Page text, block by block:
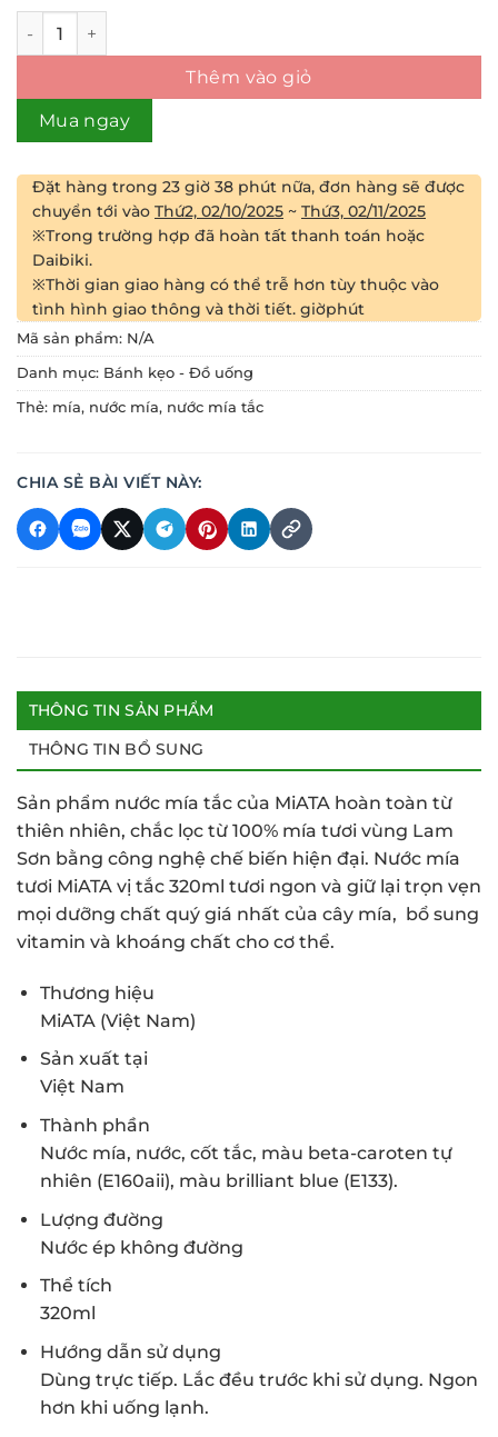
Nước Mía Tắc số lượng
Thêm vào giỏ
Mua ngay
Đặt hàng trong 23 giờ 38 phút nữa, đơn hàng sẽ được
chuyển tới vào Thứ2, 02/10/2025 ~ Thứ3, 02/11/2025
※Trong trường hợp đã hoàn tất thanh toán hoặc
Daibiki.
※Thời gian giao hàng có thể trễ hơn tùy thuộc vào
tình hình giao thông và thời tiết. giờphút
Mã sản phẩm: N/A
Danh mục: Bánh kẹo - Đồ uống
Thẻ: mía, nước mía, nước mía tắc
CHIA SẺ BÀI VIẾT NÀY:
THÔNG TIN SẢN PHẨM
THÔNG TIN BỔ SUNG
Sản phẩm nước mía tắc của MiATA hoàn toàn từ
thiên nhiên, chắc lọc từ 100% mía tươi vùng Lam
Sơn bằng công nghệ chế biến hiện đại. Nước mía
tươi MiATA vị tắc 320ml tươi ngon và giữ lại trọn vẹn
mọi dưỡng chất quý giá nhất của cây mía, bổ sung
vitamin và khoáng chất cho cơ thể.
Thương hiệu
MiATA (Việt Nam)
Sản xuất tại
Việt Nam
Thành phần
Nước mía, nước, cốt tắc, màu beta-caroten tự
nhiên (E160aii), màu brilliant blue (E133).
Lượng đường
Nước ép không đường
Thể tích
320ml
Hướng dẫn sử dụng
Dùng trực tiếp. Lắc đều trước khi sử dụng. Ngon
hơn khi uống lạnh.